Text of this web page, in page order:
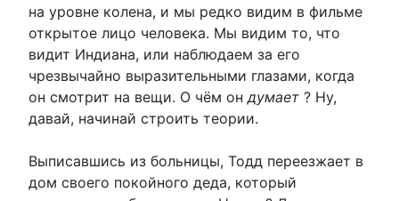
на уровне колена, и мы редко видим в фильме
открытое лицо человека. Мы видим то, что
видит Индиана, или наблюдаем за его
чрезвычайно выразительными глазами, когда
он смотрит на вещи. О чём он думает ? Ну,
давай, начинай строить теории.
Выписавшись из больницы, Тодд переезжает в
дом своего покойного деда, который